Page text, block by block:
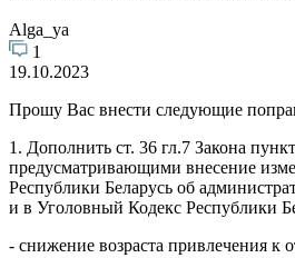
Alga_ya
1
19.10.2023
Прошу Вас внести следующие
1. Дополнить ст. 36 гл.7 Закона
предусматривающими внесение
Республики Беларусь об
и в Уголовный Кодекс Республики
- снижение возраста привлечения к